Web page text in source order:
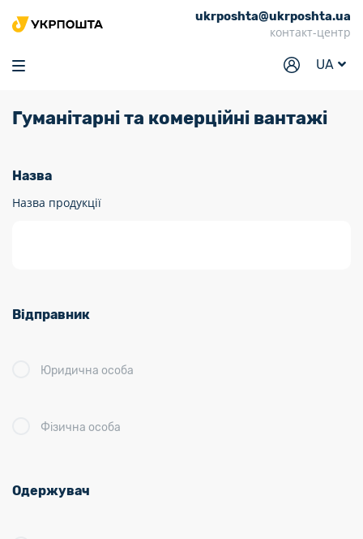
ukrposhta@ukrposhta.ua
контакт-центр
UA
Головна
Маркет
Трекінг
Для бізнесу
Гуманітарні та комерційні вантажі
Назва
Назва продукції
Відправник
Юридична особа
Фізична особа
Одержувач